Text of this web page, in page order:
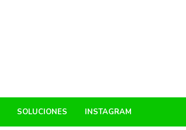
SOLUCIONES INSTAGRAM